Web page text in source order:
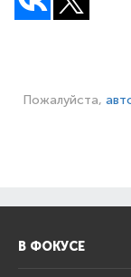
Пожалуйста,
В ФОКУСЕ